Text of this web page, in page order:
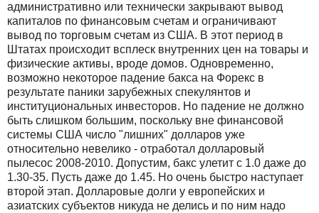
административно или технически закрывают вывод
капиталов по финансовым счетам и ограничивают
вывод по торговым счетам из США. В этот период в
Штатах происходит всплеск внутренних цен на товары и
физические активы, вроде домов. Одновременно,
возможно некоторое падение бакса на Форекс в
результате паники зарубежных спекулянтов и
институциональных инвесторов. Но падение не должно
быть слишком большим, поскольку вне финансовой
системы США число "лишних" долларов уже
относительно невелико - отработал долларовый
пылесос 2008-2010. Допустим, бакс улетит с 1.0 даже до
1.30-35. Пусть даже до 1.45. Но очень быстро наступает
второй этап. Долларовые долги у европейских и
азиатских субъектов никуда не делись и по ним надо